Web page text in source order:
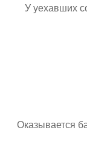
У уехавших
Оказывается